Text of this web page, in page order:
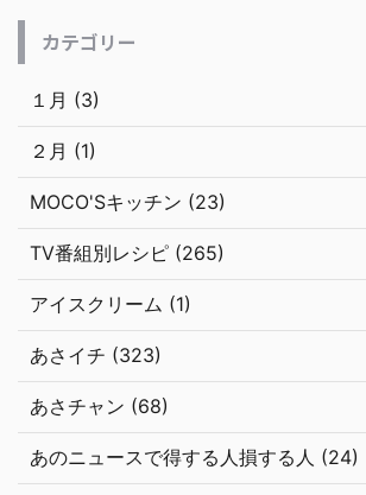
カテゴリー
１月 (3)
２月 (1)
MOCO'Sキッチン (23)
TV番組別レシピ (265)
アイスクリーム (1)
あさイチ (323)
あさチャン (68)
あのニュースで得する人損する人 (24)